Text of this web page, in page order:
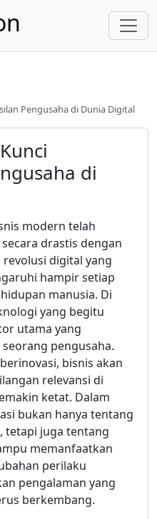
Pengusaha di Dunia Digital
di
modern telah
drastis dengan
revolusi digital yang
hampir setiap
manusia. Di
yang begitu
utama yang
pengusaha.
bisnis akan
relevansi di
ketat. Dalam
bukan hanya tentang
tetapi juga tentang
memanfaatkan
perilaku
pengalaman yang
berkembang.